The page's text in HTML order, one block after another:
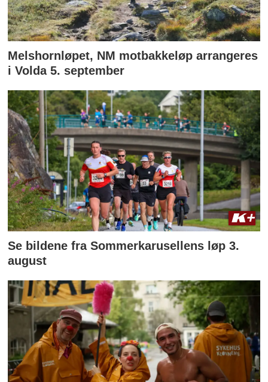
Melshornløpet, NM motbakkeløp arrangeres
i Volda 5. september
Se bildene fra Sommerkarusellens løp 3.
august